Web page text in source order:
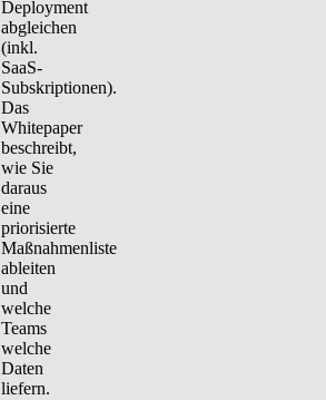
Deployment
abgleichen
(inkl.
SaaS-
Subskriptionen).
Das
Whitepaper
beschreibt,
wie Sie
daraus
eine
priorisierte
Maßnahmenliste
ableiten
und
welche
Teams
welche
Daten
liefern.